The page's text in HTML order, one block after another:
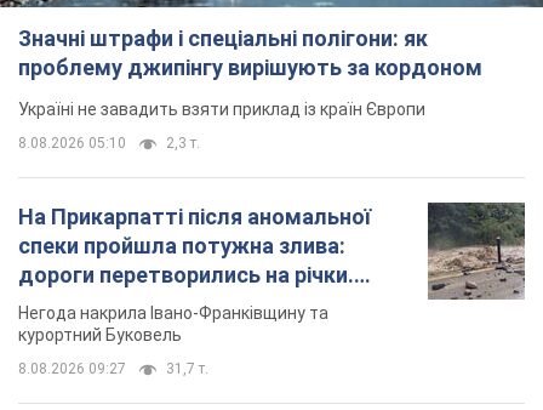
Значні штрафи і спеціальні полігони: як
проблему джипінгу вирішують за кордоном
Україні не завадить взяти приклад із країн Європи
8.08.2026 05:10 2,3 т.
На Прикарпатті після аномальної
спеки пройшла потужна злива:
дороги перетворились на річки.
Відео
Негода накрила Івано-Франківщину та
курортний Буковель
8.08.2026 09:27 31,7 т.